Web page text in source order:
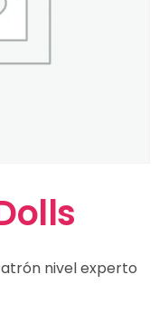
nivel experto